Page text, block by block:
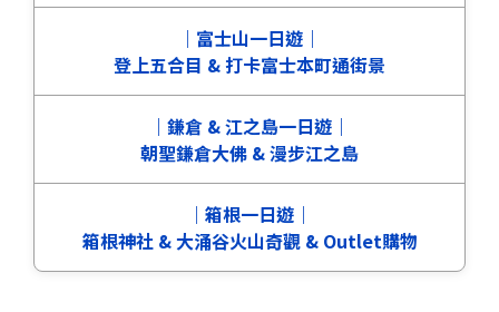
｜富士山一日遊｜
登上五合目 & 打卡富士本町通街景
｜鎌倉 & 江之島一日遊｜
朝聖鎌倉大佛 & 漫步江之島
｜箱根一日遊｜
箱根神社 & 大涌谷火山奇觀 & Outlet購物